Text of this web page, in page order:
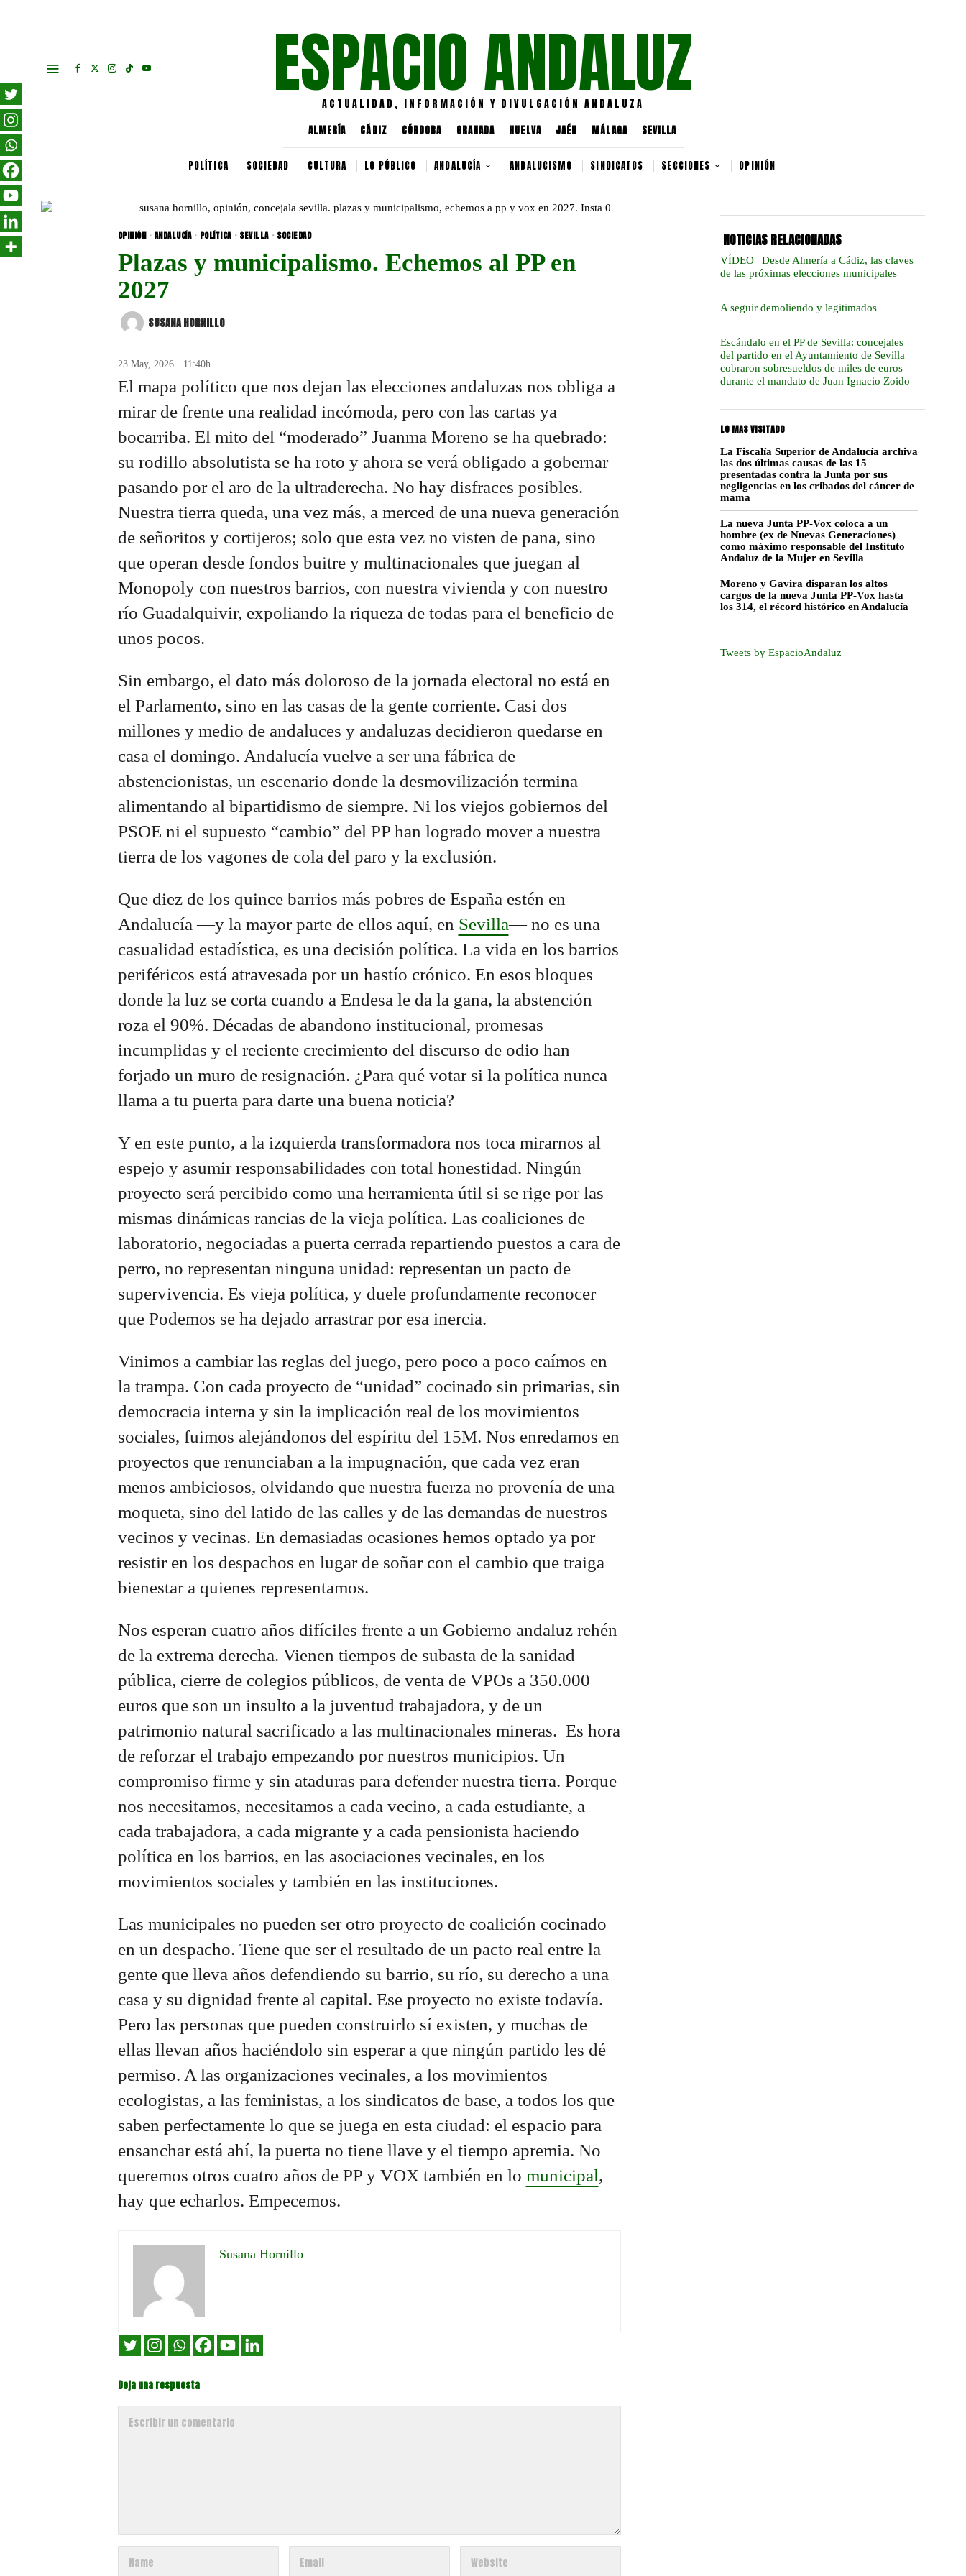
ESPACIO ANDALUZ
ACTUALIDAD, INFORMACIÓN Y DIVULGACIÓN ANDALUZA
ALMERÍA CÁDIZ CÓRDOBA GRANADA HUELVA JAÉN MÁLAGA SEVILLA
POLÍTICA SOCIEDAD CULTURA LO PÚBLICO ANDALUCÍA ANDALUCISMO SINDICATOS SECCIONES OPINIÓN
OPINIÓN · ANDALUCÍA · POLÍTICA · SEVILLA · SOCIEDAD
Plazas y municipalismo. Echemos al PP en
2027
SUSANA HORNILLO
23 May, 2026 · 11:40h
El mapa político que nos dejan las elecciones andaluzas nos obliga a
mirar de frente una realidad incómoda, pero con las cartas ya
bocarriba. El mito del “moderado” Juanma Moreno se ha quebrado:
su rodillo absolutista se ha roto y ahora se verá obligado a gobernar
pasando por el aro de la ultraderecha. No hay disfraces posibles.
Nuestra tierra queda, una vez más, a merced de una nueva generación
de señoritos y cortijeros; solo que esta vez no visten de pana, sino
que operan desde fondos buitre y multinacionales que juegan al
Monopoly con nuestros barrios, con nuestra vivienda y con nuestro
río Guadalquivir, expoliando la riqueza de todas para el beneficio de
unos pocos.
Sin embargo, el dato más doloroso de la jornada electoral no está en
el Parlamento, sino en las casas de la gente corriente. Casi dos
millones y medio de andaluces y andaluzas decidieron quedarse en
casa el domingo. Andalucía vuelve a ser una fábrica de
abstencionistas, un escenario donde la desmovilización termina
alimentando al bipartidismo de siempre. Ni los viejos gobiernos del
PSOE ni el supuesto “cambio” del PP han logrado mover a nuestra
tierra de los vagones de cola del paro y la exclusión.
Que diez de los quince barrios más pobres de España estén en
Andalucía —y la mayor parte de ellos aquí, en Sevilla— no es una
casualidad estadística, es una decisión política. La vida en los barrios
periféricos está atravesada por un hastío crónico. En esos bloques
donde la luz se corta cuando a Endesa le da la gana, la abstención
roza el 90%. Décadas de abandono institucional, promesas
incumplidas y el reciente crecimiento del discurso de odio han
forjado un muro de resignación. ¿Para qué votar si la política nunca
llama a tu puerta para darte una buena noticia?
Y en este punto, a la izquierda transformadora nos toca mirarnos al
espejo y asumir responsabilidades con total honestidad. Ningún
proyecto será percibido como una herramienta útil si se rige por las
mismas dinámicas rancias de la vieja política. Las coaliciones de
laboratorio, negociadas a puerta cerrada repartiendo puestos a cara de
perro, no representan ninguna unidad: representan un pacto de
supervivencia. Es vieja política, y duele profundamente reconocer
que Podemos se ha dejado arrastrar por esa inercia.
Vinimos a cambiar las reglas del juego, pero poco a poco caímos en
la trampa. Con cada proyecto de “unidad” cocinado sin primarias, sin
democracia interna y sin la implicación real de los movimientos
sociales, fuimos alejándonos del espíritu del 15M. Nos enredamos en
proyectos que renunciaban a la impugnación, que cada vez eran
menos ambiciosos, olvidando que nuestra fuerza no provenía de una
moqueta, sino del latido de las calles y de las demandas de nuestros
vecinos y vecinas. En demasiadas ocasiones hemos optado ya por
resistir en los despachos en lugar de soñar con el cambio que traiga
bienestar a quienes representamos.
Nos esperan cuatro años difíciles frente a un Gobierno andaluz rehén
de la extrema derecha. Vienen tiempos de subasta de la sanidad
pública, cierre de colegios públicos, de venta de VPOs a 350.000
euros que son un insulto a la juventud trabajadora, y de un
patrimonio natural sacrificado a las multinacionales mineras. Es hora
de reforzar el trabajo empezando por nuestros municipios. Un
compromiso firme y sin ataduras para defender nuestra tierra. Porque
nos necesitamos, necesitamos a cada vecino, a cada estudiante, a
cada trabajadora, a cada migrante y a cada pensionista haciendo
política en los barrios, en las asociaciones vecinales, en los
movimientos sociales y también en las instituciones.
Las municipales no pueden ser otro proyecto de coalición cocinado
en un despacho. Tiene que ser el resultado de un pacto real entre la
gente que lleva años defendiendo su barrio, su río, su derecho a una
casa y su dignidad frente al capital. Ese proyecto no existe todavía.
Pero las personas que pueden construirlo sí existen, y muchas de
ellas llevan años haciéndolo sin esperar a que ningún partido les dé
permiso. A las organizaciones vecinales, a los movimientos
ecologistas, a las feministas, a los sindicatos de base, a todos los que
saben perfectamente lo que se juega en esta ciudad: el espacio para
ensanchar está ahí, la puerta no tiene llave y el tiempo apremia. No
queremos otros cuatro años de PP y VOX también en lo municipal,
hay que echarlos. Empecemos.
Susana Hornillo
Deja una respuesta
NOTICIAS RELACIONADAS
VÍDEO | Desde Almería a Cádiz, las claves
de las próximas elecciones municipales
A seguir demoliendo y legitimados
Escándalo en el PP de Sevilla: concejales
del partido en el Ayuntamiento de Sevilla
cobraron sobresueldos de miles de euros
durante el mandato de Juan Ignacio Zoido
LO MAS VISITADO
La Fiscalía Superior de Andalucía archiva
las dos últimas causas de las 15
presentadas contra la Junta por sus
negligencias en los cribados del cáncer de
mama
La nueva Junta PP-Vox coloca a un
hombre (ex de Nuevas Generaciones)
como máximo responsable del Instituto
Andaluz de la Mujer en Sevilla
Moreno y Gavira disparan los altos
cargos de la nueva Junta PP-Vox hasta
los 314, el récord histórico en Andalucía
Tweets by EspacioAndaluz